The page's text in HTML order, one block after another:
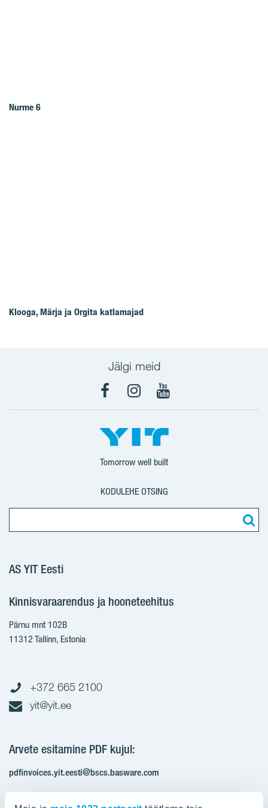
Nurme 6
Klooga, Märja ja Orgita katlamajad
Jälgi meid
FacebookInstagram
YouTube
Tomorrow well built
KODULEHE OTSING
AS YIT Eesti
Kinnisvaraarendus ja hooneteehitus
Pärnu mnt 102B
11312 Tallinn, Estonia
+372 665 2100
yit@yit.ee
Arvete esitamine PDF kujul:
pdfinvoices.yit.eesti@bscs.basware.com